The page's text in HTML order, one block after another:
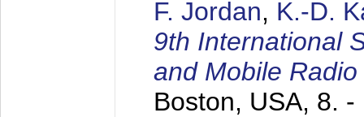
F. Jordan, K.-D.
9th International
and Mobile
Boston, USA, 8. -